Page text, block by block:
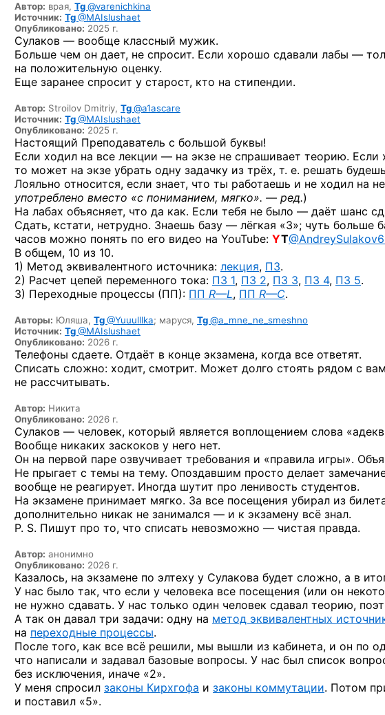
Автор: врая, Tg@varenichkina
Источник: Tg@MAIslushaet
Опубликовано: 2025 г.
Сулаков — вообще классный мужик.
Больше чем он дает, не спросит. Если хорошо сдавали лабы —
на положительную оценку.
Еще заранее спросит у старост, кто на стипендии.
Автор: Stroilov Dmitriy, Tg@a1ascare
Источник: Tg@MAIslushaet
Опубликовано: 2025 г.
Настоящий Преподаватель с большой буквы!
Если ходил на все лекции — на экзе не спрашивает теорию.
то может на экзе убрать одну задачку из трёх, т. е. решать
Лояльно относится, если знает, что ты работаешь и не ходил на
употреблено вместо «с пониманием, мягко». — ред.)
На лабах объясняет, что да как. Если тебя не было — даёт шанс
Сдать, кстати, нетрудно. Знаешь базу — лёгкая «3»; чуть
часов можно понять по его видео на YouTube: YT
В общем, 10 из 10.
1) Метод эквивалентного источника: лекция, ПЗ.
2) Расчет цепей переменного тока: ПЗ 1, ПЗ 2, ПЗ 3, ПЗ 4, ПЗ 5.
3) Переходные процессы (ПП): ПП R—L, ПП R—C.
Авторы: Юляша, Tg@Yuuulllka; маруся, Tg@a_mne_ne_smeshno
Источник: Tg@MAIslushaet
Опубликовано: 2026 г.
Телефоны сдаете. Отдаёт в конце экзамена, когда все ответят.
Списать сложно: ходит, смотрит. Может долго стоять рядом с
не рассчитывать.
Автор: Никита
Опубликовано: 2026 г.
Сулаков — человек, который является воплощением слова
Вообще никаких заскоков у него нет.
Он на первой паре озвучивает требования и «правила игры».
Не прыгает с темы на тему. Опоздавшим просто делает
вообще не реагирует. Иногда шутит про ленивость студентов.
На экзамене принимает мягко. За все посещения убирал из
дополнительно никак не занимался — и к экзамену всё знал.
P. S. Пишут про то, что списать невозможно — чистая правда.
Автор: анонимно
Опубликовано: 2026 г.
Казалось, на экзамене по элтеху у Сулакова будет сложно, а в
У нас было так, что если у человека все посещения (или он
не нужно сдавать. У нас только один человек сдавал теорию,
А так он давал три задачи: одну на метод эквивалентных
на переходные процессы.
После того, как все всё решили, мы вышли из кабинета, и он по
что написали и задавал базовые вопросы. У нас был список
без исключения, иначе «2».
У меня спросил законы Кирхгофа и законы коммутации. Потом
и поставил «5».